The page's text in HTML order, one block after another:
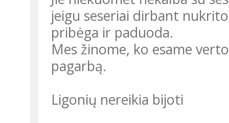
jeigu seseriai dirbant
pribėga ir paduoda.
Mes žinome, ko esame
pagarbą.
Ligonių nereikia bijoti